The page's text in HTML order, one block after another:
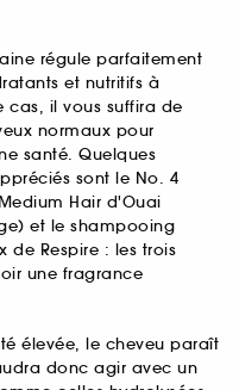
régule parfaitement
et nutritifs à
cas, il vous suffira de
normaux pour
santé. Quelques
sont le No. 4
Hair d'Ouai
et le shampooing
de Respire : les trois
une fragrance
élevée, le cheveu paraît
donc agir avec un